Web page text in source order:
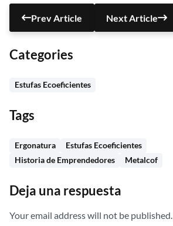
Prev Article Next Article
Categories
Estufas Ecoeficientes
Tags
Ergonatura
Estufas Ecoeficientes
Historia de Emprendedores
Metalcof
Deja una respuesta
Your email address will not be published.